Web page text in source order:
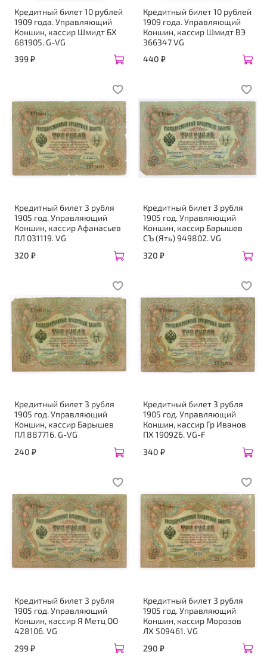
Кредитный билет 10 рублей
1909 года. Управляющий
Коншин, кассир Шмидт БХ
681905. G-VG
399 ₽
Кредитный билет 10 рублей
1909 года. Управляющий
Коншин, кассир Шмидт ВЭ
366347 VG
440 ₽
Кредитный билет 3 рубля
1905 год. Управляющий
Коншин, кассир Афанасьев
ПЛ 031119. VG
320 ₽
Кредитный билет 3 рубля
1905 год. Управляющий
Коншин, кассир Барышев
CЪ (Ять) 949802. VG
320 ₽
Кредитный билет 3 рубля
1905 год. Управляющий
Коншин, кассир Барышев
ПЛ 887716. G-VG
240 ₽
Кредитный билет 3 рубля
1905 год. Управляющий
Коншин, кассир Гр Иванов
ПХ 190926. VG-F
340 ₽
Кредитный билет 3 рубля
1905 год. Управляющий
Коншин, кассир Я Метц ОО
428106. VG
299 ₽
Кредитный билет 3 рубля
1905 год. Управляющий
Коншин, кассир Морозов
ЛХ 509461. VG
290 ₽